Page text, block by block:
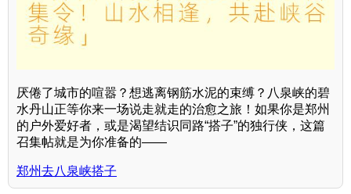
厌倦了城市的喧嚣？想逃离钢筋水泥的束缚？八泉峡的碧
水丹山正等你来一场说走就走的治愈之旅！如果你是郑州
的户外爱好者，或是渴望结识同路“搭子”的独行侠，这篇
召集帖就是为你准备的——
郑州去八泉峡搭子